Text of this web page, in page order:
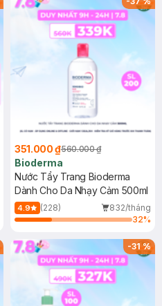
351.000 ₫560.000 ₫
Bioderma
Nước Tẩy Trang Bioderma
Dành Cho Da Nhạy Cảm 500ml
4.9 (228)
832/tháng
32%
-31%